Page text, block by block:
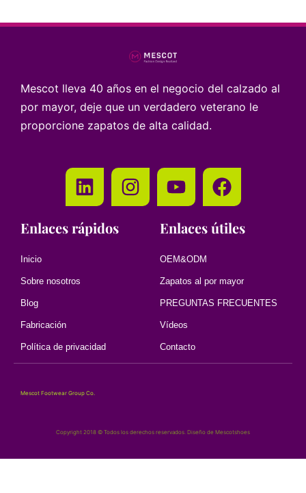
Mescot lleva 40 años en el negocio del calzado al
por mayor, deje que un verdadero veterano le
proporcione zapatos de alta calidad.
Enlaces rápidos
Inicio
Sobre nosotros
Blog
Fabricación
Política de privacidad
Enlaces útiles
OEM&ODM
Zapatos al por mayor
PREGUNTAS FRECUENTES
Vídeos
Contacto
Mescot Footwear Group Co.
Copyright 2018 © Todos los derechos reservados. Diseño de Mescotshoes